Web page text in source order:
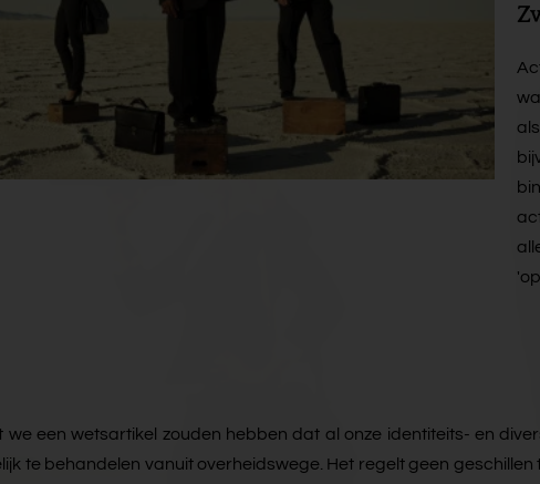
een wetsartikel zouden hebben dat al onze identiteits- en
te behandelen vanuit overheidswege. Het regelt geen